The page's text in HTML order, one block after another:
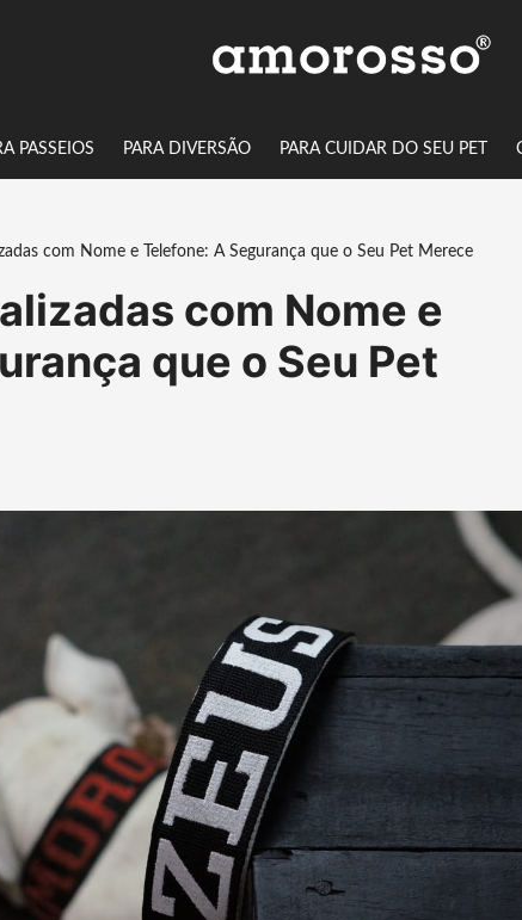
PASSEIOS PARA DIVERSÃO PARA CUIDAR DO SEU PET
com Nome e Telefone: A Segurança que o Seu Pet Merece
com Nome e
que o Seu Pet